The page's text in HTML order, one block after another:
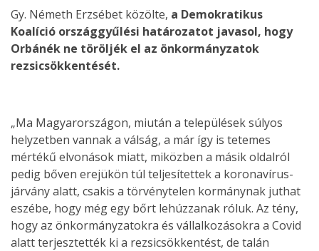
Gy. Németh Erzsébet közölte, a Demokratikus
Koalíció országgyűlési határozatot javasol, hogy
Orbánék ne töröljék el az önkormányzatok
rezsicsökkentését.
„Ma Magyarországon, miután a települések súlyos
helyzetben vannak a válság, a már így is tetemes
mértékű elvonások miatt, miközben a másik oldalról
pedig bőven erejükön túl teljesítettek a koronavírus-
járvány alatt, csakis a törvénytelen kormánynak juthat
eszébe, hogy még egy bőrt lehúzzanak róluk. Az tény,
hogy az önkormányzatokra és vállalkozásokra a Covid
alatt terjesztették ki a rezsicsökkentést, de talán